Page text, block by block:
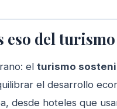
eso del
el turismo
el desarrollo
desde hoteles que